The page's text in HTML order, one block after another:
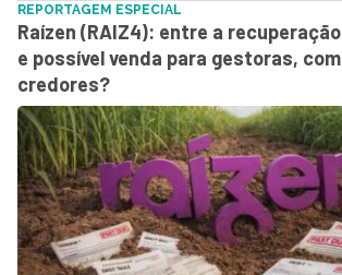
REPORTAGEM ESPECIAL
Raízen (RAIZ4): entre a
e possível venda para gestoras,
credores?